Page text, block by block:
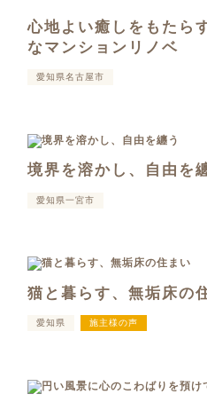
心地よい癒しをもたら
なマンションリノベ
愛知県名古屋市
境界を溶かし、自由を
愛知県一宮市
猫と暮らす、無垢床の
愛知県 施主様の声